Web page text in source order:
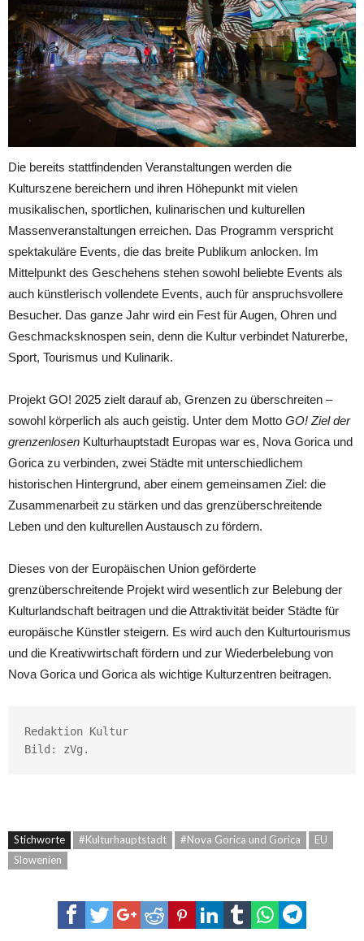
Die bereits stattfindenden Veranstaltungen werden die
Kulturszene bereichern und ihren Höhepunkt mit vielen
musikalischen, sportlichen, kulinarischen und kulturellen
Massenveranstaltungen erreichen. Das Programm verspricht
spektakuläre Events, die das breite Publikum anlocken. Im
Mittelpunkt des Geschehens stehen sowohl beliebte Events als
auch künstlerisch vollendete Events, auch für anspruchsvollere
Besucher. Das ganze Jahr wird ein Fest für Augen, Ohren und
Geschmacksknospen sein, denn die Kultur verbindet Naturerbe,
Sport, Tourismus und Kulinarik.
Projekt GO! 2025 zielt darauf ab, Grenzen zu überschreiten –
sowohl körperlich als auch geistig. Unter dem Motto GO! Ziel der
grenzenlosen Kulturhauptstadt Europas war es, Nova Gorica und
Gorica zu verbinden, zwei Städte mit unterschiedlichem
historischen Hintergrund, aber einem gemeinsamen Ziel: die
Zusammenarbeit zu stärken und das grenzüberschreitende
Leben und den kulturellen Austausch zu fördern.
Dieses von der Europäischen Union geförderte
grenzüberschreitende Projekt wird wesentlich zur Belebung der
Kulturlandschaft beitragen und die Attraktivität beider Städte für
europäische Künstler steigern. Es wird auch den Kulturtourismus
und die Kreativwirtschaft fördern und zur Wiederbelebung von
Nova Gorica und Gorica als wichtige Kulturzentren beitragen.
Redaktion Kultur
Bild: zVg.
Stichworte #Kulturhauptstadt #Nova Gorica und Gorica
EU
Slowenien